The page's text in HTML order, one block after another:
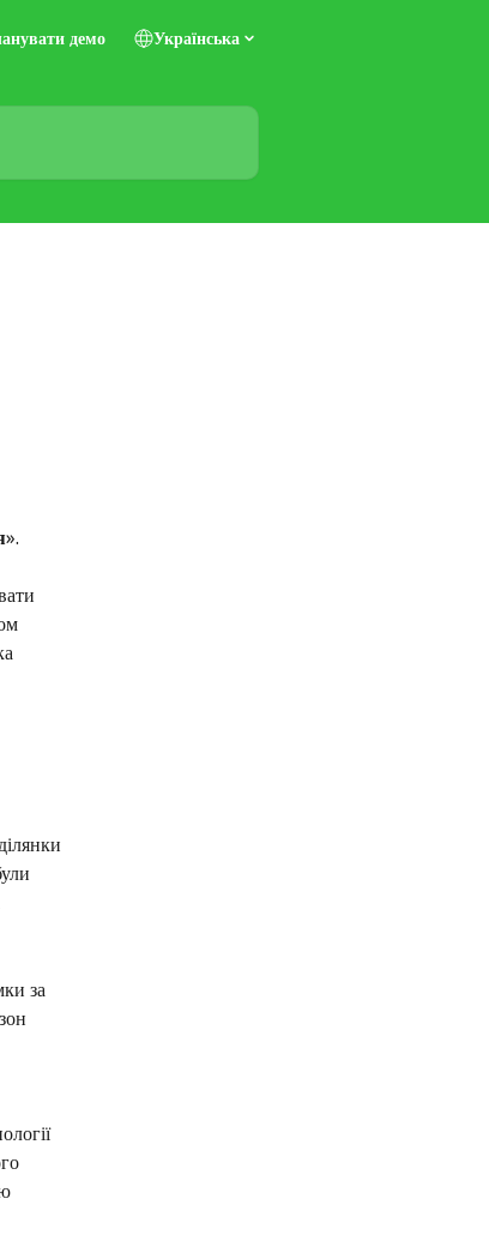
демо Українська
».
за